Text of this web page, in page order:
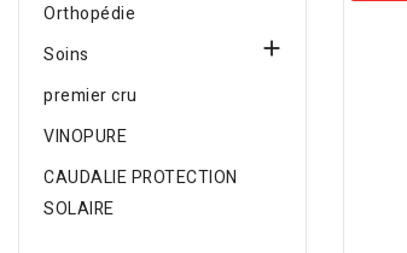
Orthopédie
Soins

premier cru
VINOPURE
CAUDALIE PROTECTION
SOLAIRE